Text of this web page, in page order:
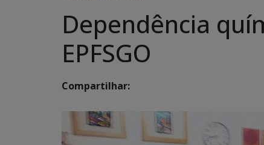
Dependência
EPFSGO
Compartilhar: